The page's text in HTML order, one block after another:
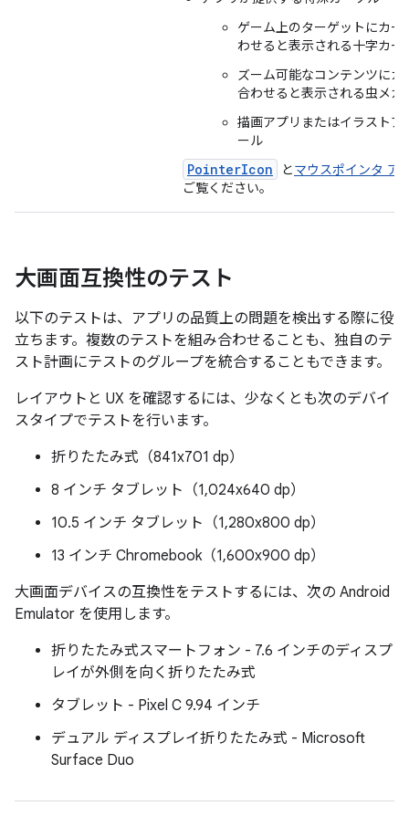
ゲーム上のターゲットにカー
わせると表示される十字カー
ズーム可能なコンテンツにカ
合わせると表示される虫メガ
描画アプリまたはイラストア
ール
PointerIcon とマウスポインタ ア
ご覧ください。
大画面互換性のテスト
以下のテストは、アプリの品質上の問題を検出する際に役
立ちます。複数のテストを組み合わせることも、独自のテ
スト計画にテストのグループを統合することもできます。
レイアウトと UX を確認するには、少なくとも次のデバイ
スタイプでテストを行います。
折りたたみ式（841x701 dp）
8 インチ タブレット（1,024x640 dp）
10.5 インチ タブレット（1,280x800 dp）
13 インチ Chromebook（1,600x900 dp）
大画面デバイスの互換性をテストするには、次の Android
Emulator を使用します。
折りたたみ式スマートフォン - 7.6 インチのディスプ
レイが外側を向く折りたたみ式
タブレット - Pixel C 9.94 インチ
デュアル ディスプレイ折りたたみ式 - Microsoft
Surface Duo